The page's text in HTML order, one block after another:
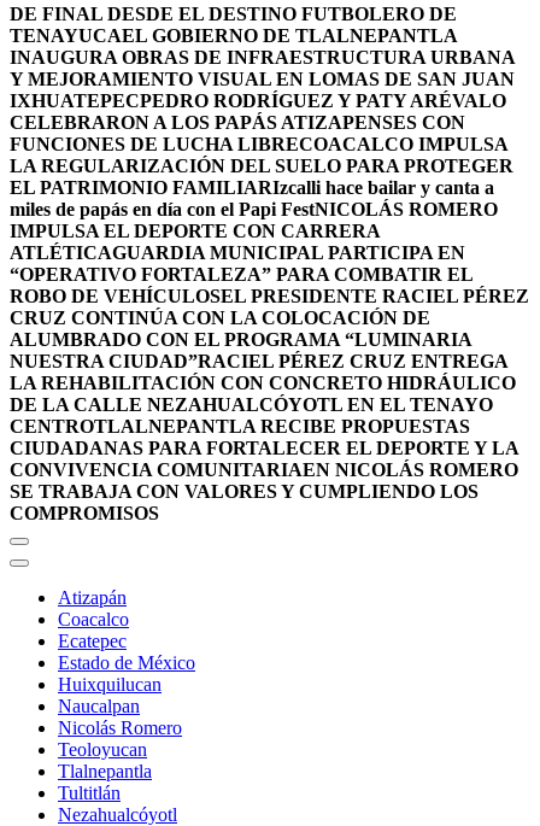
DE FINAL DESDE EL DESTINO FUTBOLERO DE
TENAYUCAEL GOBIERNO DE TLALNEPANTLA
INAUGURA OBRAS DE INFRAESTRUCTURA URBANA
Y MEJORAMIENTO VISUAL EN LOMAS DE SAN JUAN
IXHUATEPECPEDRO RODRÍGUEZ Y PATY ARÉVALO
CELEBRARON A LOS PAPÁS ATIZAPENSES CON
FUNCIONES DE LUCHA LIBRECOACALCO IMPULSA
LA REGULARIZACIÓN DEL SUELO PARA PROTEGER
EL PATRIMONIO FAMILIARIzcalli hace bailar y canta a
miles de papás en día con el Papi FestNICOLÁS ROMERO
IMPULSA EL DEPORTE CON CARRERA
ATLÉTICAGUARDIA MUNICIPAL PARTICIPA EN
“OPERATIVO FORTALEZA” PARA COMBATIR EL
ROBO DE VEHÍCULOSEL PRESIDENTE RACIEL PÉREZ
CRUZ CONTINÚA CON LA COLOCACIÓN DE
ALUMBRADO CON EL PROGRAMA “LUMINARIA
NUESTRA CIUDAD”RACIEL PÉREZ CRUZ ENTREGA
LA REHABILITACIÓN CON CONCRETO HIDRÁULICO
DE LA CALLE NEZAHUALCÓYOTL EN EL TENAYO
CENTROTLALNEPANTLA RECIBE PROPUESTAS
CIUDADANAS PARA FORTALECER EL DEPORTE Y LA
CONVIVENCIA COMUNITARIAEN NICOLÁS ROMERO
SE TRABAJA CON VALORES Y CUMPLIENDO LOS
COMPROMISOS
Atizapán
Coacalco
Ecatepec
Estado de México
Huixquilucan
Naucalpan
Nicolás Romero
Teoloyucan
Tlalnepantla
Tultitlán
Nezahualcóyotl